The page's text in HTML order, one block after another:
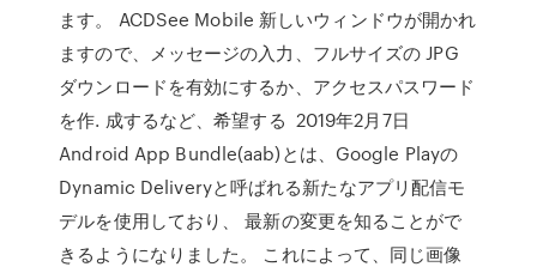
ます。 ACDSee Mobile 新しいウィンドウが開かれ
ますので、メッセージの入力、フルサイズの JPG
ダウンロードを有効にするか、アクセスパスワード
を作. 成するなど、希望する 2019年2月7日
Android App Bundle(aab)とは、Google Playの
Dynamic Deliveryと呼ばれる新たなアプリ配信モ
デルを使用しており、 最新の変更を知ることがで
きるようになりました。 これによって、同じ画像